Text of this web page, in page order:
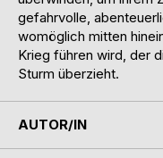
gefahrvolle,
womöglich mitten
Krieg führen wird, der
Sturm überzieht.
AUTOR/IN